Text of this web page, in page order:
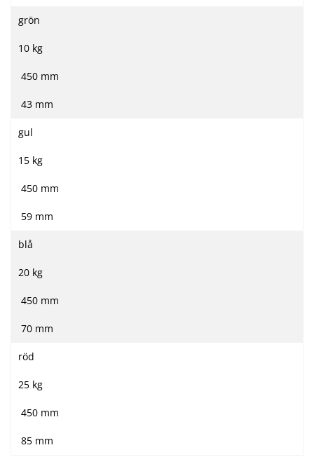
grön
10 kg
450 mm
43 mm
gul
15 kg
450 mm
59 mm
blå
20 kg
450 mm
70 mm
röd
25 kg
450 mm
85 mm